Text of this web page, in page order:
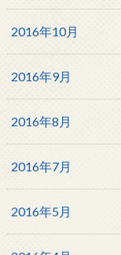
2016年10月
2016年9月
2016年8月
2016年7月
2016年5月